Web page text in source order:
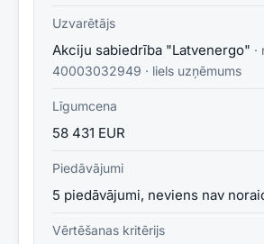
Uzvarētājs
Akciju sabiedrība "Latvenergo" ·
40003032949 · liels uzņēmums
Līgumcena
58 431 EUR
Piedāvājumi
5 piedāvājumi, neviens nav
Vērtēšanas kritērijs